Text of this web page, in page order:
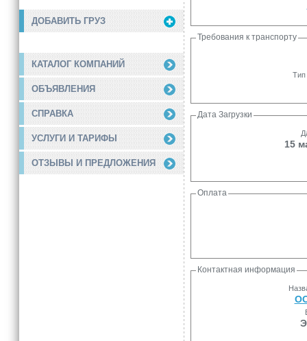
ДОБАВИТЬ ГРУЗ
КАТАЛОГ КОМПАНИЙ
ОБЪЯВЛЕНИЯ
СПРАВКА
УСЛУГИ И ТАРИФЫ
ОТЗЫВЫ И ПРЕДЛОЖЕНИЯ
Требования к транспорту
Тип
Дата Загрузки
15
Оплата
Контактная информация